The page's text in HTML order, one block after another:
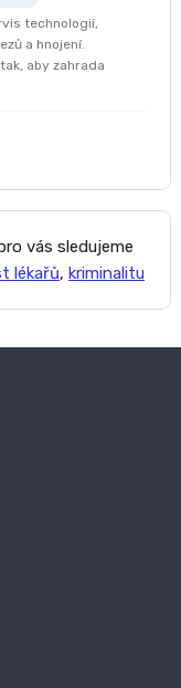
technologií,
a hnojení.
aby zahrada
vás sledujeme
lékařů, kriminalitu